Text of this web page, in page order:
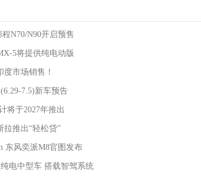
N70/N90开启预售
5将提供纯电动版
市场销售！
7.5)新车预告
将于2027年推出
拉推出“轻松贷”
东风奕派M8官图发布
电中型车 搭载智驾系统